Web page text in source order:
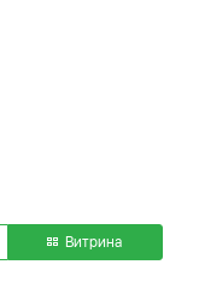
Витрина